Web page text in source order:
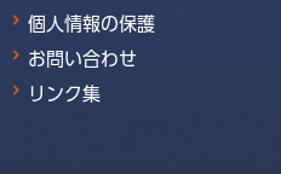
個人情報の保護
お問い合わせ
リンク集